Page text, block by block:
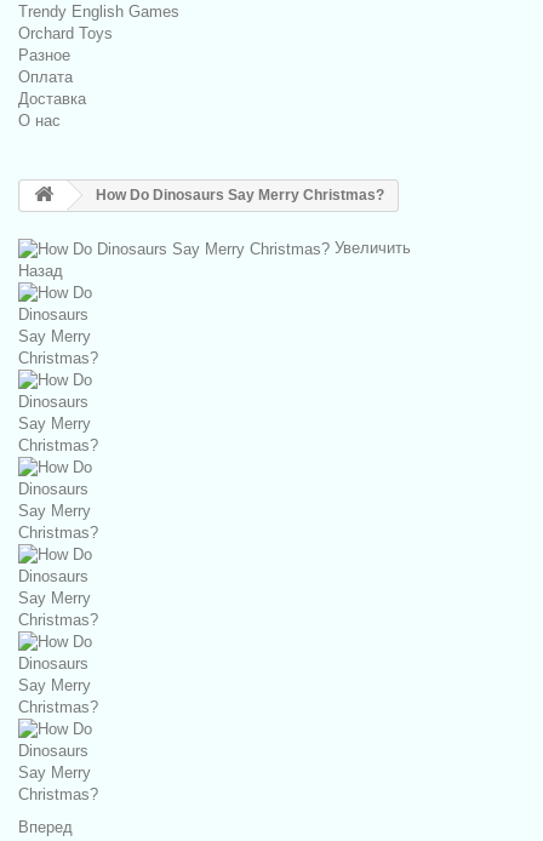
Trendy English Games
Orchard Toys
Разное
Оплата
Доставка
О нас
How Do Dinosaurs Say Merry Christmas?
Увеличить
Назад
Вперед